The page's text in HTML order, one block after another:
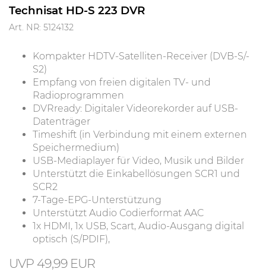
Technisat HD-S 223 DVR
Art. NR: 5124132
Kompakter HDTV-Satelliten-Receiver (DVB-S/-
S2)
Empfang von freien digitalen TV- und
Radioprogrammen
DVRready: Digitaler Videorekorder auf USB-
Datenträger
Timeshift (in Verbindung mit einem externen
Speichermedium)
USB-Mediaplayer für Video, Musik und Bilder
Unterstützt die Einkabellösungen SCR1 und
SCR2
7-Tage-EPG-Unterstützung
Unterstützt Audio Codierformat AAC
1x HDMI, 1x USB, Scart, Audio-Ausgang digital
optisch (S/PDIF),
49,99 EUR